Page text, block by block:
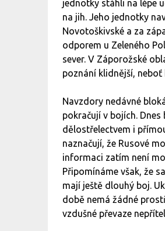
jednotky stáhli na lépe
na jih. Jeho jednotky
Novotoškivské a za
odporem u Zeleného
sever. V Záporožské
poznání klidnější,
Navzdory nedávné
pokračují v bojích.
dělostřelectvem i
naznačují, že Rusové
informaci zatím není
Připomínáme však, že
mají ještě dlouhý boj.
době nemá žádné
vzdušné převaze